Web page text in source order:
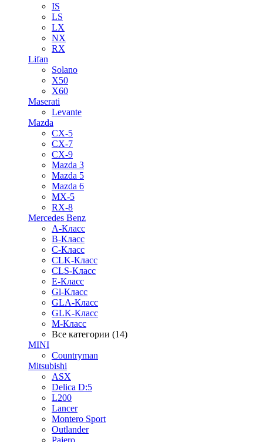
IS
LS
LX
NX
RX
Lifan
Solano
X50
X60
Maserati
Levante
Mazda
CX-5
CX-7
CX-9
Mazda 3
Mazda 5
Mazda 6
MX-5
RX-8
Mercedes Benz
A-Класс
B-Класс
C-Класс
CLK-Класс
CLS-Класс
E-Класс
Gl-Класс
GLA-Класс
GLK-Класс
M-Класс
Все категории (14)
MINI
Countryman
Mitsubishi
ASX
Delica D:5
L200
Lancer
Montero Sport
Outlander
Pajero